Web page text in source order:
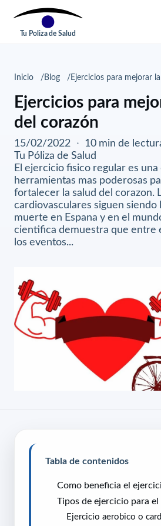
Tu Poliza de Salud
Inicio Blog Ejercicios para mejorar
Ejercicios para
del corazón
15/02/2022 · 10 min de
Tu Póliza de Salud
El ejercicio fisico regular es una
herramientas mas poderosas
fortalecer la salud del corazon.
cardiovasculares siguen siendo
muerte en Espana y en el
cientifica demuestra que entre
los eventos...
Tabla de contenidos
Como beneficia el
Tipos de ejercicio para el
Ejercicio aerobico o